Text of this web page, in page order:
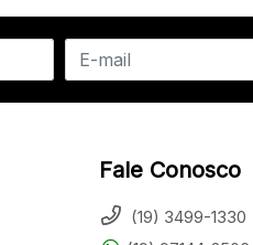
Fale Conosco
(19) 3499-1330